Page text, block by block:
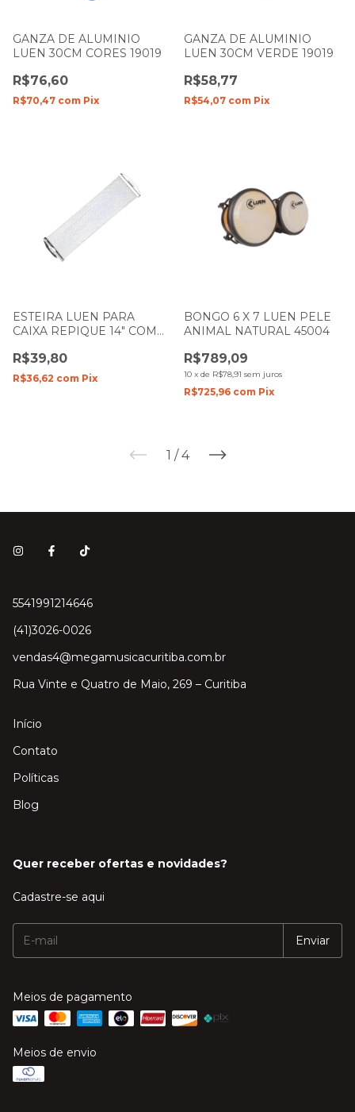
GANZA DE ALUMINIO
LUEN 30CM CORES 19019
R$76,60
R$70,47 com Pix
GANZA DE ALUMINIO
LUEN 30CM VERDE 19019
R$58,77
R$54,07 com Pix
ESTEIRA LUEN PARA
CAIXA REPIQUE 14" COM
R$39,80
R$36,62 com Pix
BONGO 6 X 7 LUEN PELE
ANIMAL NATURAL 45004
R$789,09
10 x de R$78,91 sem juros
R$725,96 com Pix
1 / 4
5541991214646
(41)3026-0026
vendas4@megamusicacuritiba.com.br
Rua Vinte e Quatro de Maio, 269 – Curitiba
Início
Contato
Políticas
Blog
Quer receber ofertas e novidades?
Cadastre-se aqui
Meios de pagamento
Meios de envio